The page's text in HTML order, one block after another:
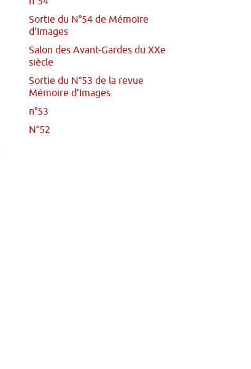
Sortie du N°54 de Mémoire
d’Images
Salon des Avant-Gardes du XXe
siècle
Sortie du N°53 de la revue
Mémoire d’Images
n°53
N°52